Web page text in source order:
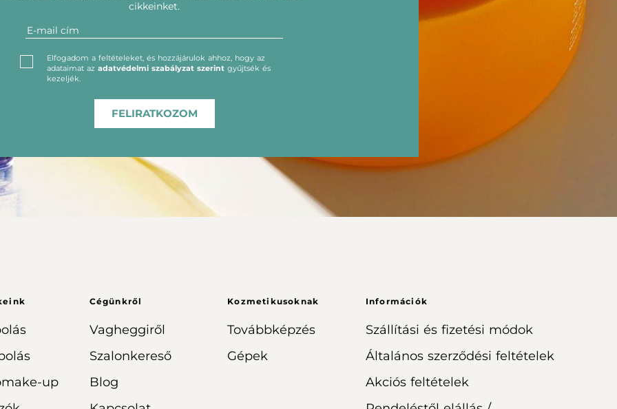
cikkeinket.
Elfogadom a feltételeket, és hozzájárulok ahhoz, hogy az
adataimat az adatvédelmi szabályzat szerint gyűjtsék és
kezeljék.
FELIRATKOZOM
up
Cégünkről
Vagheggiről
Szalonkereső
Blog
Kozmetikusoknak
Továbbképzés
Gépek
Információk
Szállítási és fizetési módok
Általános szerződési feltételek
Akciós feltételek